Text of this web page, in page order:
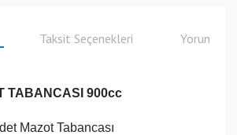
Taksit Seçenekleri Yorumlar
TABANCASI 900cc
Mazot Tabancası